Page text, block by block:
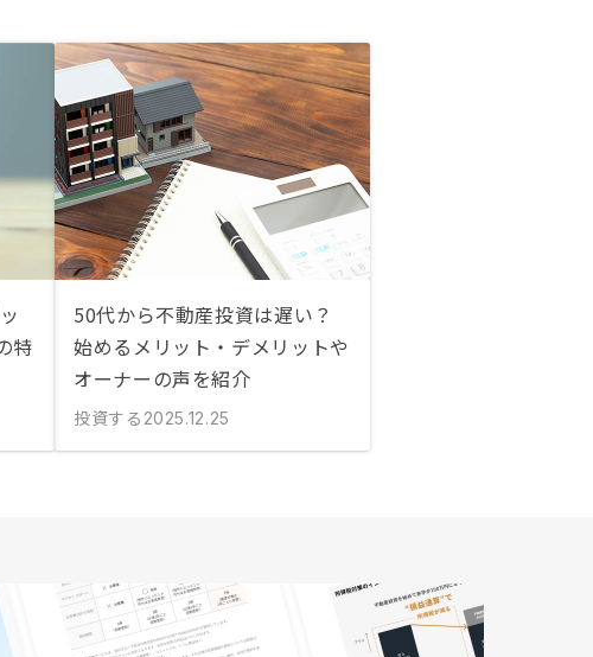
特
50代から不動産投資は遅い？
始めるメリット・デメリットや
オーナーの声を紹介
投資する 2025.12.25